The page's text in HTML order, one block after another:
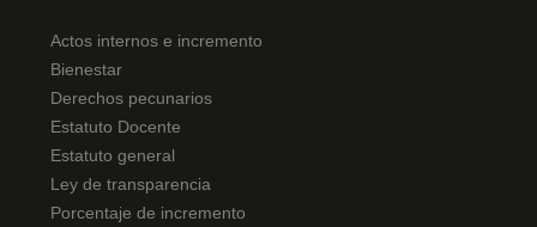
Actos internos e incremento
Bienestar
Derechos pecunarios
Estatuto Docente
Estatuto general
Ley de transparencia
Porcentaje de incremento